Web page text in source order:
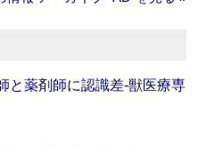
と薬剤師に認識差‐獣医療専